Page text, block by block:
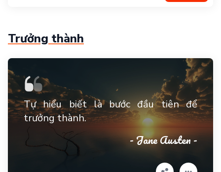
Trưởng thành
Tự hiểu biết là bước đầu tiên để
trưởng thành.
- Jane Austen -